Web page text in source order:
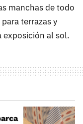
manchas de todo
terrazas y
exposición al sol.